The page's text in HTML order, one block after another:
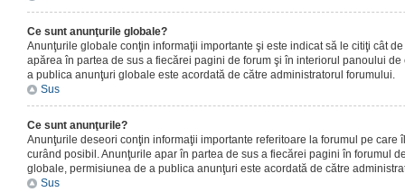
Ce sunt anunţurile globale?
Anunţurile globale conţin informaţii importante şi este indicat să le citiţi cât
apărea în partea de sus a fiecărei pagini de forum şi în interiorul panoului
a publica anunţuri globale este acordată de către administratorul forumului.
Sus
Ce sunt anunţurile?
Anunţurile deseori conţin informaţii importante referitoare la forumul pe care
curând posibil. Anunţurile apar în partea de sus a fiecărei pagini în forumul
globale, permisiunea de a publica anunţuri este acordată de către
Sus